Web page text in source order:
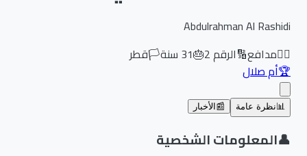
Abdulrahman Al Rashidi
مدافع🔢الرقم2
🎂
31سنة🏳️قطر
أم صلال
نظرة عامة 📰 الأخبار
المعلومات الشخصية